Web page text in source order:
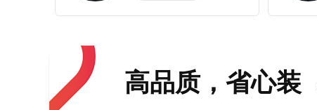
高品质，省心装